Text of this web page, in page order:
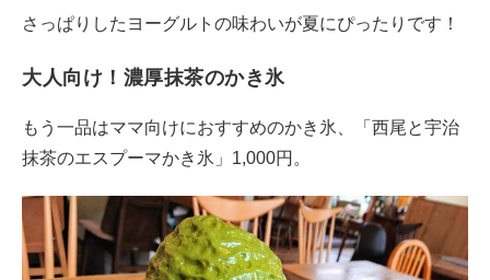
さっぱりしたヨーグルトの味わいが夏にぴったりです！
大人向け！濃厚抹茶のかき氷
もう一品はママ向けにおすすめのかき氷、「西尾と宇治
抹茶のエスプーマかき氷」1,000円。